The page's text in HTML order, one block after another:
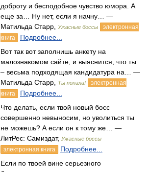
доброту и бесподобное чувство юмора. А
еще за… Ну нет, если я начну… —
Матильда Старр,
Ужасные боссы
электронная
книга
Подробнее...
Вот так вот заполнишь анкету на
малознакомом сайте, и выяснится, что ты
– весьма подходящая кандидатура на… —
Матильда Старр,
Ты попала!
электронная
книга
Подробнее...
Что делать, если твой новый босс
совершенно невыносим, но уволиться ты
не можешь? А если он к тому же… —
ЛитРес: Самиздат, Ужасные боссы
электронная книга
Подробнее...
Если по твоей вине серьезного